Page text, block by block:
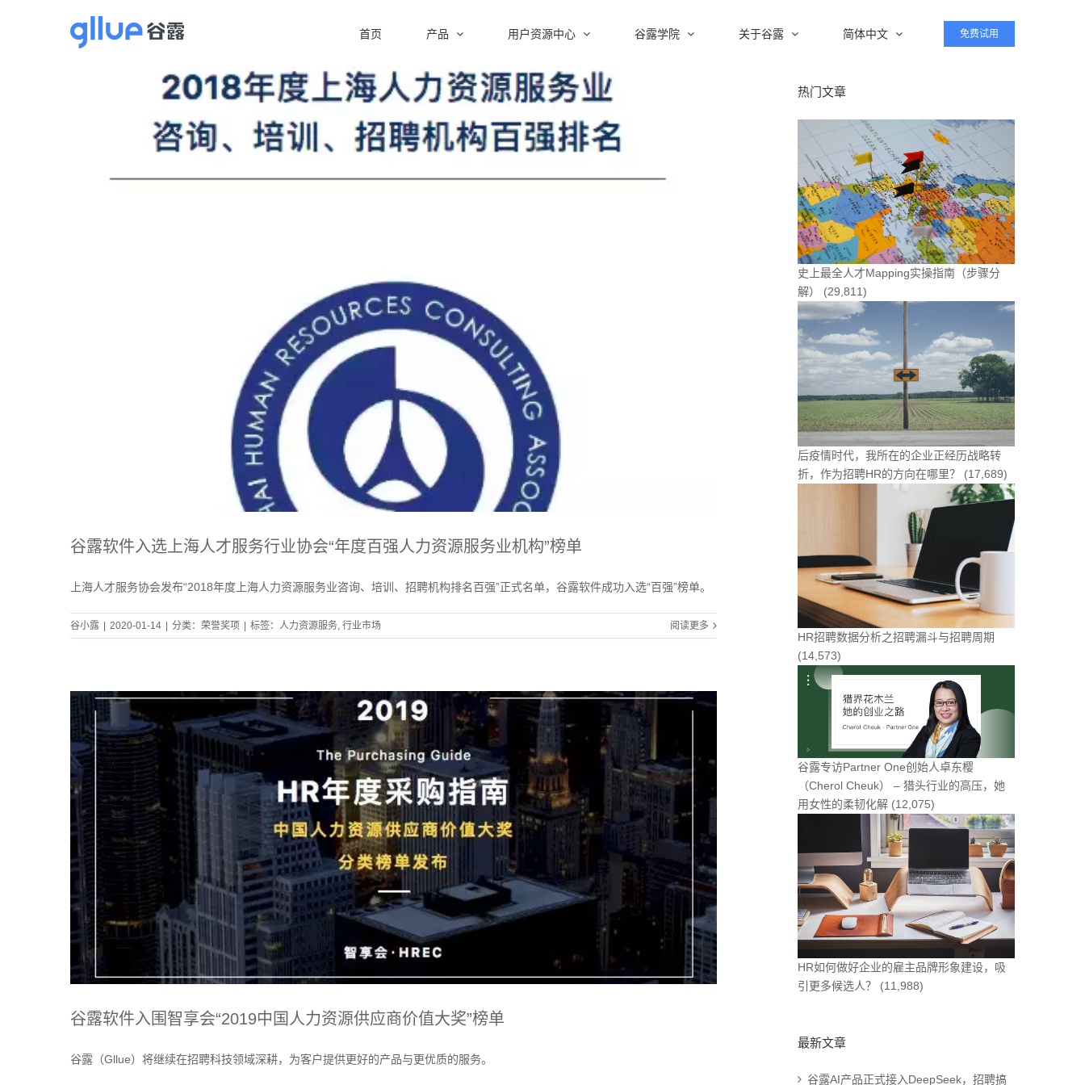
首页 产品 用户资源中心 谷露学院 关于谷露 简体中文 免费试用
谷露软件入选上海人才服务行业协会“年度百强人力资源服务业机构”榜单
上海人才服务协会发布“2018年度上海人力资源服务业咨询、培训、招聘机构排名百强”正式名单，谷露软件成功入选“百强”榜单。
谷小露 2020-01-14 分类： 荣誉奖项 标签： 人力资源服务, 行业市场 阅读更多
谷露软件入围智享会“2019中国人力资源供应商价值大奖”榜单
谷露（Gllue）将继续在招聘科技领域深耕，为客户提供更好的产品与更优质的服务。
热门文章
史上最全人才Mapping实操指南（步骤分
解）
(29,811)
后疫情时代，我所在的企业正经历战略转
折，作为招聘HR的方向在哪里？
(17,689)
HR招聘数据分析之招聘漏斗与招聘周期
(14,573)
谷露专访Partner One创始人卓东樱
（Cherol Cheuk） – 猎头行业的高压，她
用女性的柔韧化解 (12,075)
HR如何做好企业的雇主品牌形象建设，吸
引更多候选人？
(11,988)
最新文章
谷露AI产品正式接入DeepSeek，招聘搞